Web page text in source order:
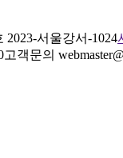
2023-서울강서-1024
고객문의